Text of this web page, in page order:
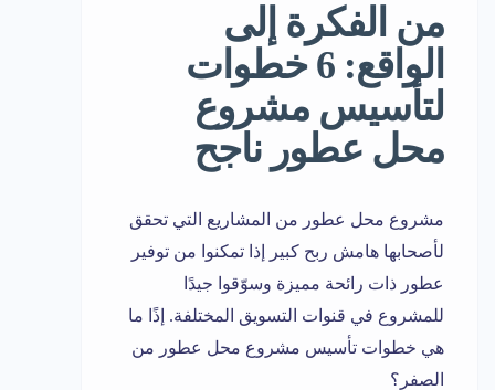
من الفكرة إلى
الواقع: 6 خطوات
لتأسيس مشروع
محل عطور ناجح
مشروع محل عطور من المشاريع التي تحقق
لأصحابها هامش ربح كبير إذا تمكنوا من توفير
عطور ذات رائحة مميزة وسوّقوا جيدًا
للمشروع في قنوات التسويق المختلفة. إذًا ما
هي خطوات تأسيس مشروع محل عطور من
الصفر؟